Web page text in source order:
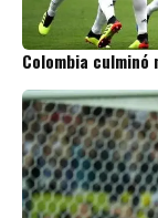
Colombia culminó